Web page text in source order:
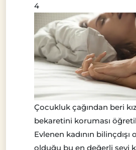
4
Çocukluk çağından beri
bekaretini koruması
Evlenen kadının bilinçdışı
olduğu bu en değerli şeyi